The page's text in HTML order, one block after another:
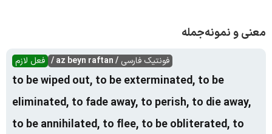
معنی و نمونه‌جمله
فعل لازم فونتیک فارسی / az beyn raftan /
to be wiped out, to be exterminated, to be
eliminated, to fade away, to perish, to die away,
to be annihilated, to flee, to be obliterated, to